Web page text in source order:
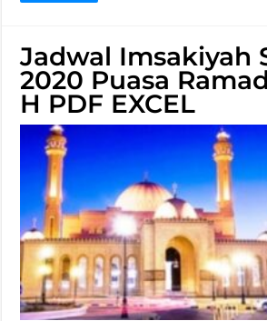
Jadwal Imsakiyah
2020 Puasa
H PDF EXCEL